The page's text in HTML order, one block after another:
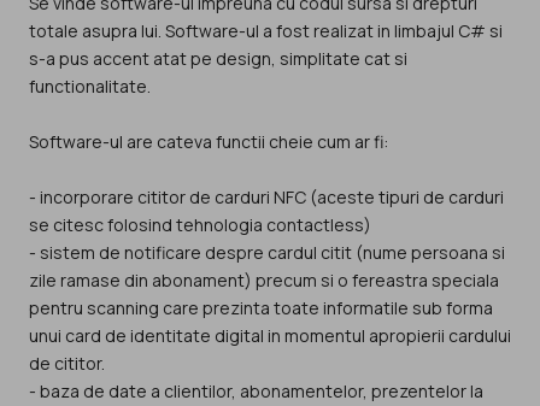
totale asupra lui. Software-ul a fost realizat in limbajul C# si
s-a pus accent atat pe design, simplitate cat si
functionalitate.
Software-ul are cateva functii cheie cum ar fi:
- incorporare cititor de carduri NFC (aceste tipuri de carduri
se citesc folosind tehnologia contactless)
- sistem de notificare despre cardul citit (nume persoana si
zile ramase din abonament) precum si o fereastra speciala
pentru scanning care prezinta toate informatile sub forma
unui card de identitate digital in momentul apropierii cardului
de cititor.
- baza de date a clientilor, abonamentelor, prezentelor la